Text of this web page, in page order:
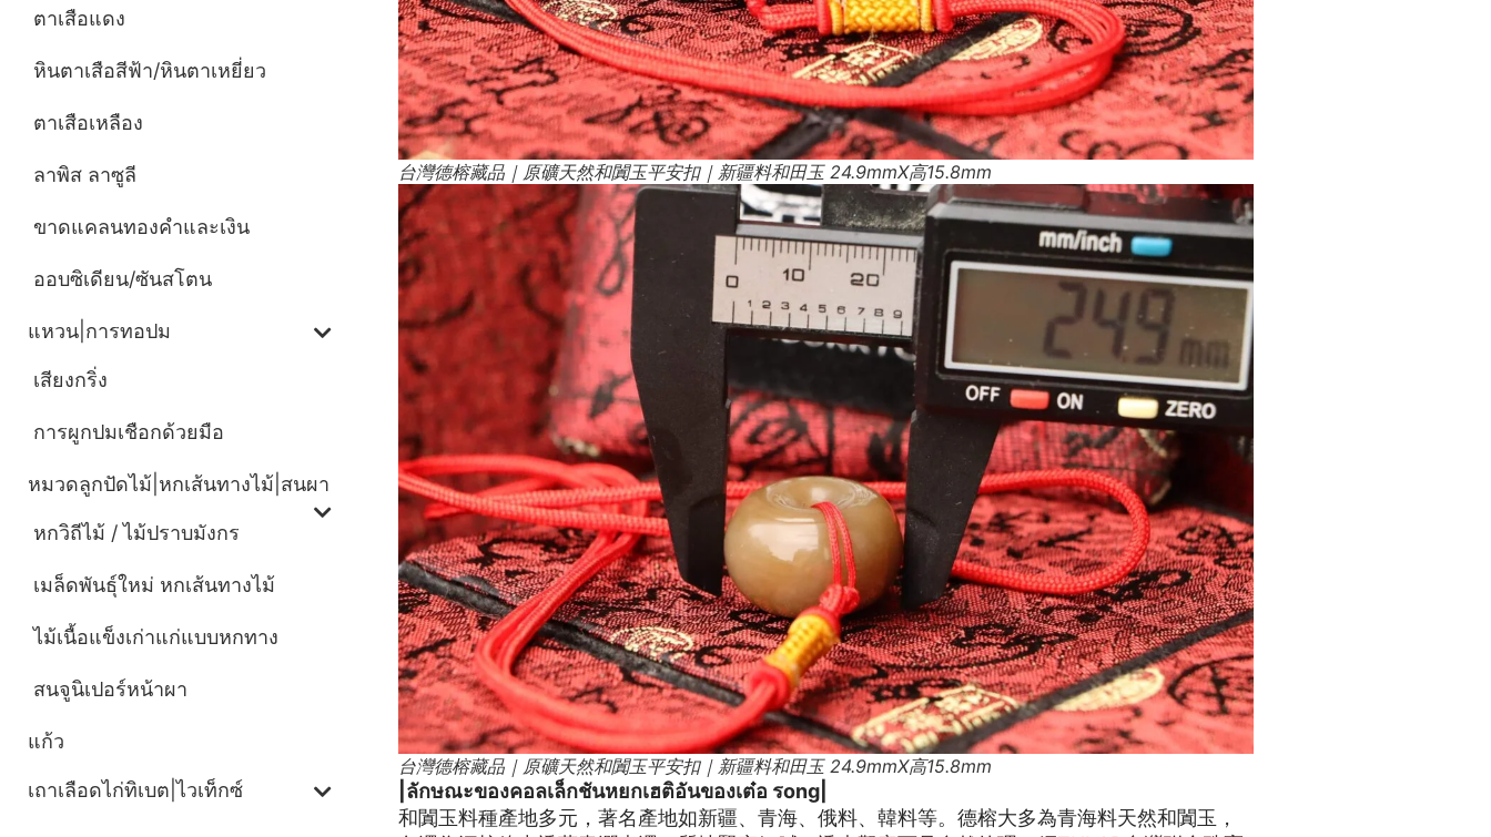
ตาเสือแดง
หินตาเสือสีฟ้า/หินตาเหยี่ยว
ตาเสือเหลือง
ลาพิส ลาซูลี
ขาดแคลนทองคำและเงิน
ออบซิเดียน/ซันสโตน
แหวน|การทอปม
เสียงกริ่ง
การผูกปมเชือกด้วยมือ
หมวดลูกปัดไม้|หกเส้นทางไม้|สนผา
หกวิถีไม้ / ไม้ปราบมังกร
เมล็ดพันธุ์ใหม่ หกเส้นทางไม้
ไม้เนื้อแข็งเก่าแก่แบบหกทาง
สนจูนิเปอร์หน้าผา
แก้ว
เถาเลือดไก่ทิเบต|ไวเท็กซ์
台灣德榕藏品｜原礦天然和闐玉平安扣｜新疆料和田玉 24.9mmX高15.8mm
台灣德榕藏品｜原礦天然和闐玉平安扣｜新疆料和田玉 24.9mmX高15.8mm
|ลักษณะของคอลเล็กชันหยกเฮติอันของเต๋อ รong|
和闐玉料種產地多元，著名產地如新疆、青海、俄料、韓料等。德榕大多為青海料天然和闐玉，